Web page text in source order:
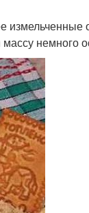
измельченные
немного